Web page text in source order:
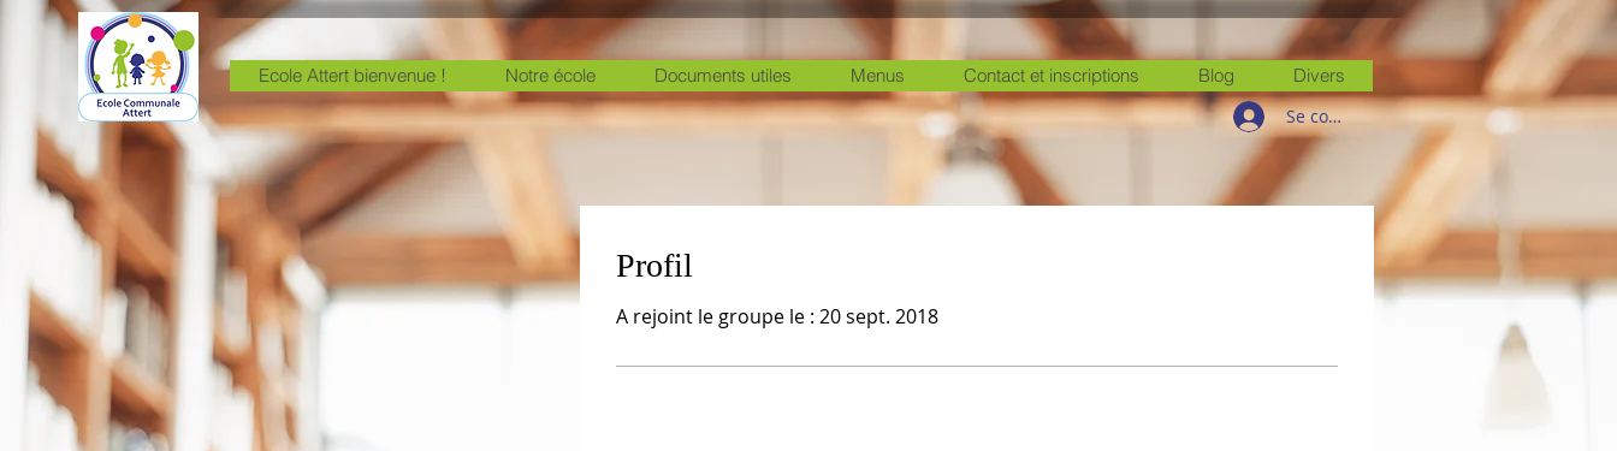
Ecole Attert bienvenue ! Notre école Documents utiles Menus Contact et inscriptions Blog
Divers
Se connecter
Profil
A rejoint le groupe le : 20 sept. 2018